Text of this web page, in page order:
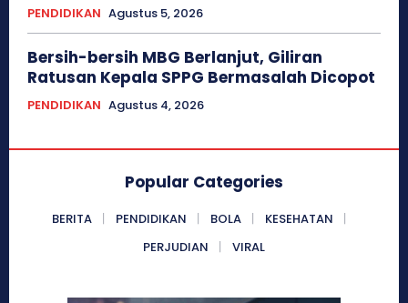
PENDIDIKAN Agustus 5, 2026
Bersih-bersih MBG Berlanjut, Giliran
Ratusan Kepala SPPG Bermasalah Dicopot
PENDIDIKAN Agustus 4, 2026
Popular Categories
BERITA PENDIDIKAN BOLA
KESEHATAN
PERJUDIAN
VIRAL